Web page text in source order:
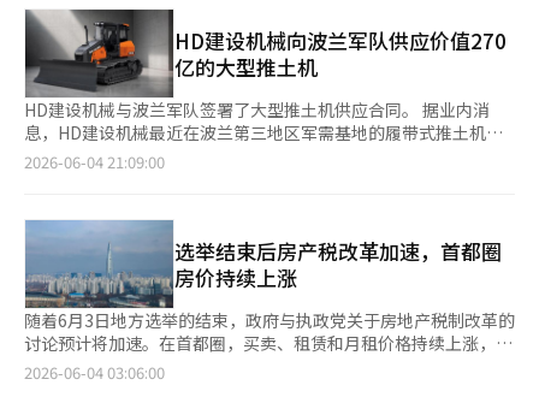
首尔上涨0.25%，而地方则保持在0.00%的平稳状态。 尽管首尔的
购房观望情绪依然存在，但新建和大型社区、交通便利的地区仍然
有交易发生，保持了上涨趋势。在首尔北部，东大门区
（0.37%）、城东区（0.35%）、江北区（0.35%）和城北区
（0.34%）引领了上涨。在首尔南部，江西区和永登浦区分别上涨
0.31%，松坡区（0.28%）、九老区（0.27%）和铜雀区
（0.25%）也有所上涨。 在京畿道，华城动坦区以0.60%的涨幅引
领市场。光明市（0.43%）和城南市修正区（0.42%）也在主要居
（-0.16%）则在大型社区和旧居住区表现出疲软。 仁川上涨
0.02%。延寿区（0.06%）和东区、未出区（各0.04%）有所上
涨，而南洞区（-0.02%）和桂阳区（-0.01%）则表现疲软。 地方
市场的差异化现象明显。全北（0.07%）和全南（0.06%）有所上
涨，但光州（-0.11%）、济州（-0.04%）、大邱和大田
（各-0.03%）则出现下跌。因此，地方整体成交价格保持平稳。
租赁市场也延续了上涨趋势。全国公寓租金上涨0.11%，首都圈上
涨0.18%，首尔上涨0.29%。首尔的学区、交通便利和大型社区的
HD建设机械向波兰军队供应价值270
亿的大型推土机
HD建设机械与波兰军队签署了大型推土机供应合同。 据业内消
息，HD建设机械最近在波兰第三地区军需基地的履带式推土机采
购项目中被确定为最终供应商。这是欧洲国家军方采购项目中首次
HD建设机械相关人士表示：“此次合同的签署不仅是我们在欧洲
市场推出推土机产品两年后的成果，更是进入要求严格的军方采购
项目的重要里程碑。” 为了此次订单，HD建设机械在量产设备的
基础上，严格满足客户的定制需求，包括车身高度调节、行驶速度
提升和军用涂装等。尽管需在11月前完成全部产品的供应，但公司
提出了稳定的生产和供应体系，赢得了客户的信任。 HD建设机械
欧洲区域负责人林正宇表示：“此次合同满足了严格的军方采购条
件，证明了我们在欧洲当地的产品性能、质量和供应能力。”他还
2026-06-04 21:09:00
选举结束后房产税改革加速，首都圈
房价持续上涨
随着6月3日地方选举的结束，政府与执政党关于房地产税制改革的
讨论预计将加速。在首都圈，买卖、租赁和月租价格持续上涨，显
示出“三重强势”的趋势没有减弱。此外，未来近两年内没有全国
2026-06-04 03:06:00